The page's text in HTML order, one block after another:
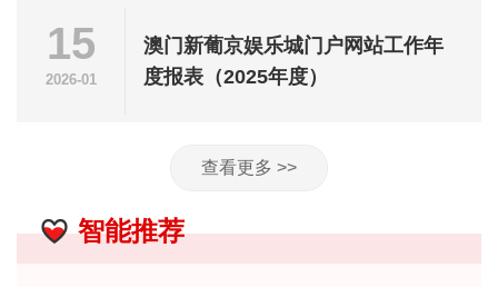
15
2026-01
澳门新葡京娱乐城门户网站工作年
度报表（2025年度）
查看更多 >>
智能推荐